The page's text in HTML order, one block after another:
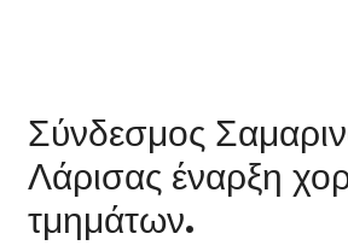
Σύνδεσμος
Λάρισας έναρξη
τμημάτων.